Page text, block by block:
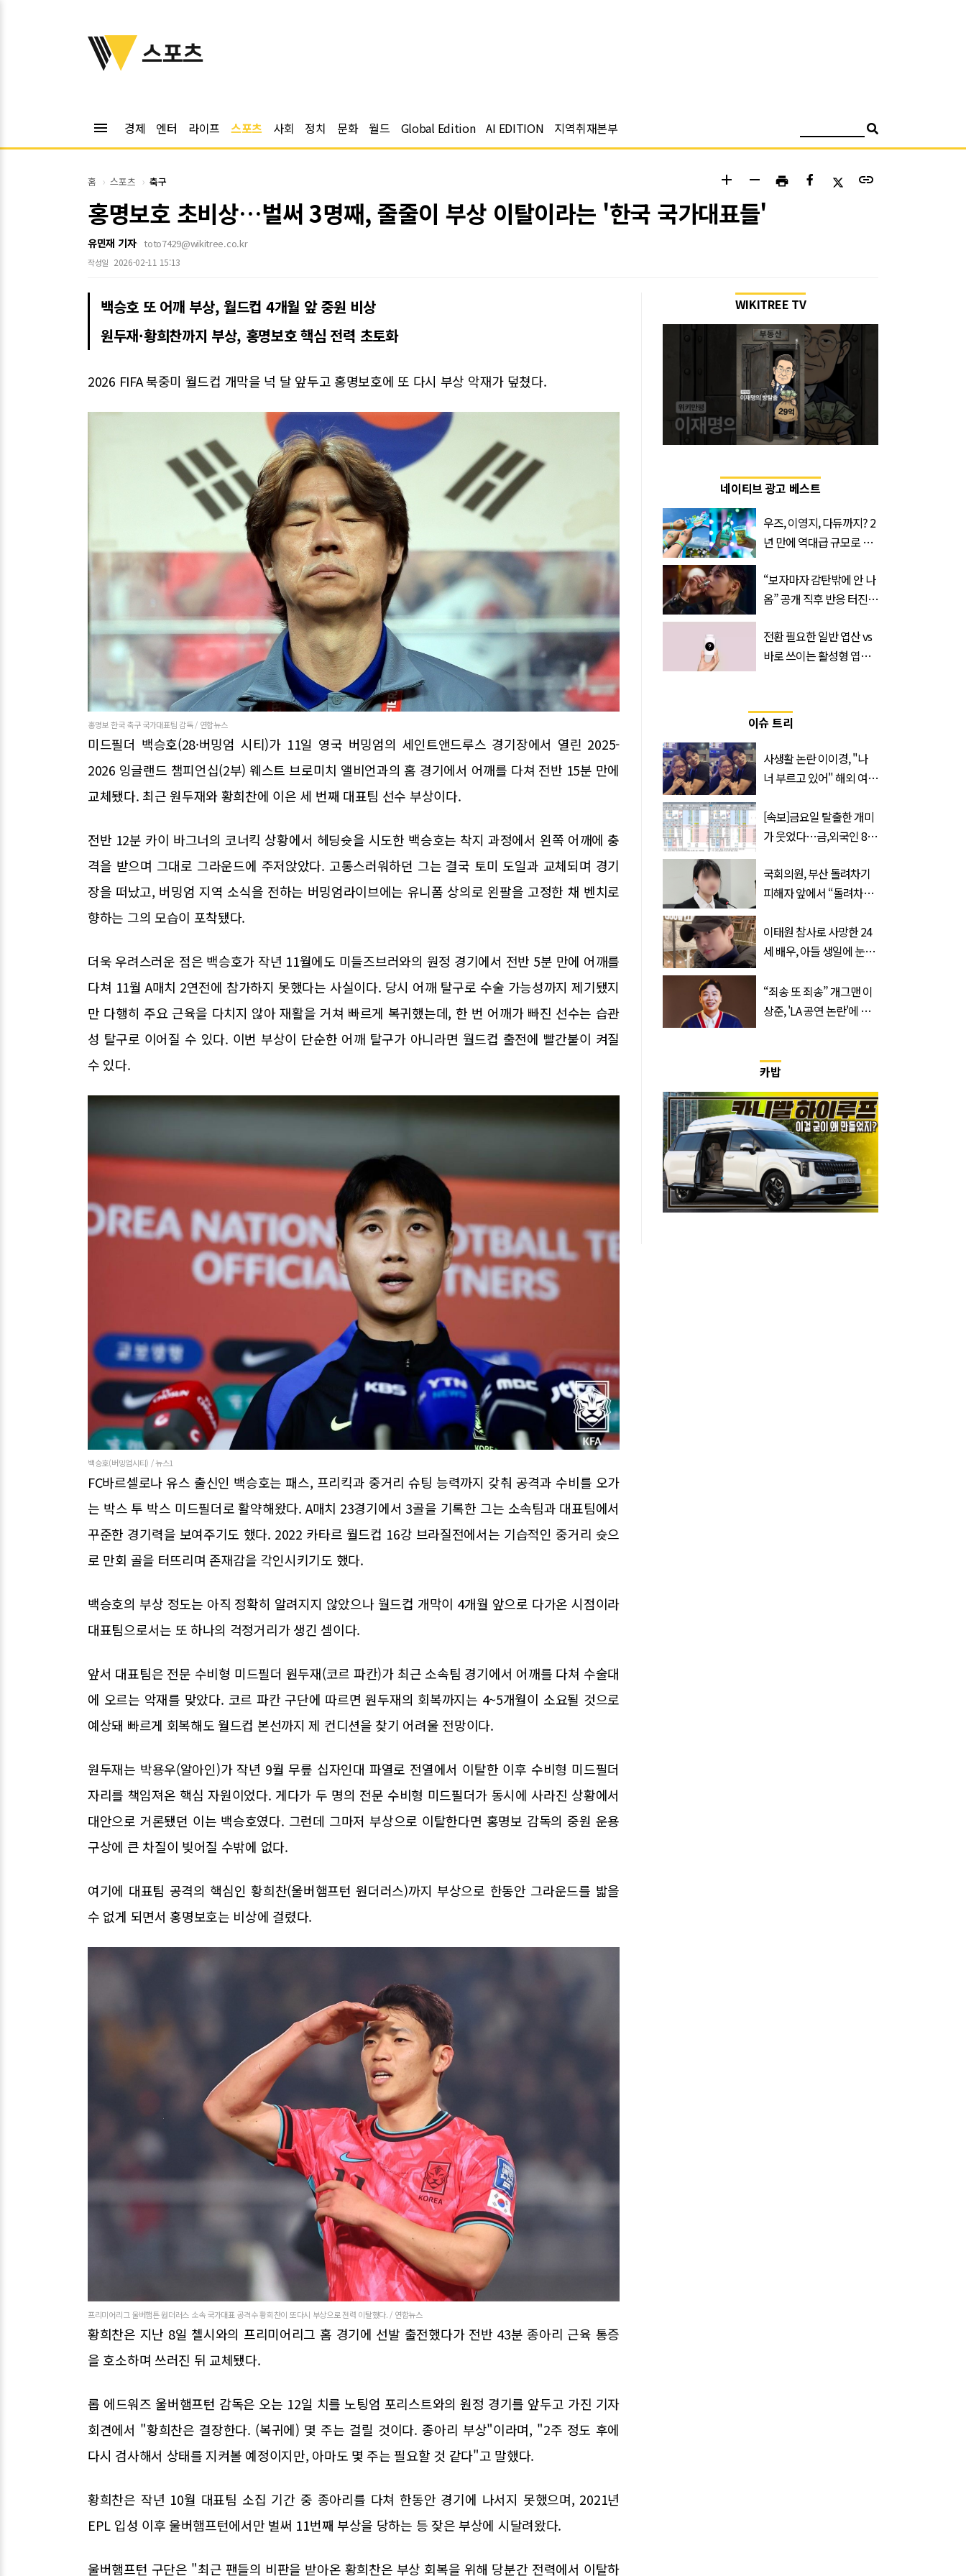
위키트리
스포츠
menu 경제 엔터 라이프 스포츠 사회 정치 문화 월드 Global Edition AI EDITION 지역취재본부
홈 스포츠 축구 add remove print link
홍명보호 초비상…벌써 3명째, 줄줄이 부상 이탈이라는 '한국 국가대표들'
유민재 기자 toto7429@wikitree.co.kr
작성일 2026-02-11 15:13
백승호 또 어깨 부상, 월드컵 4개월 앞 중원 비상
원두재·황희찬까지 부상, 홍명보호 핵심 전력 초토화
2026 FIFA 북중미 월드컵 개막을 넉 달 앞두고 홍명보호에 또 다시 부상 악재가 덮쳤다.
홍명보 한국 축구 국가대표팀 감독 / 연합뉴스
미드필더 백승호(28·버밍엄 시티)가 11일 영국 버밍엄의 세인트앤드루스 경기장에서 열린 2025-
2026 잉글랜드 챔피언십(2부) 웨스트 브로미치 앨비언과의 홈 경기에서 어깨를 다쳐 전반 15분 만에
교체됐다. 최근 원두재와 황희찬에 이은 세 번째 대표팀 선수 부상이다.
전반 12분 카이 바그너의 코너킥 상황에서 헤딩슛을 시도한 백승호는 착지 과정에서 왼쪽 어깨에 충
격을 받으며 그대로 그라운드에 주저앉았다. 고통스러워하던 그는 결국 토미 도일과 교체되며 경기
장을 떠났고, 버밍엄 지역 소식을 전하는 버밍엄라이브에는 유니폼 상의로 왼팔을 고정한 채 벤치로
향하는 그의 모습이 포착됐다.
더욱 우려스러운 점은 백승호가 작년 11월에도 미들즈브러와의 원정 경기에서 전반 5분 만에 어깨를
다쳐 11월 A매치 2연전에 참가하지 못했다는 사실이다. 당시 어깨 탈구로 수술 가능성까지 제기됐지
만 다행히 주요 근육을 다치지 않아 재활을 거쳐 빠르게 복귀했는데, 한 번 어깨가 빠진 선수는 습관
성 탈구로 이어질 수 있다. 이번 부상이 단순한 어깨 탈구가 아니라면 월드컵 출전에 빨간불이 켜질
수 있다.
백승호(버밍엄시티) / 뉴스1
FC바르셀로나 유스 출신인 백승호는 패스, 프리킥과 중거리 슈팅 능력까지 갖춰 공격과 수비를 오가
는 박스 투 박스 미드필더로 활약해왔다. A매치 23경기에서 3골을 기록한 그는 소속팀과 대표팀에서
꾸준한 경기력을 보여주기도 했다. 2022 카타르 월드컵 16강 브라질전에서는 기습적인 중거리 슛으
로 만회 골을 터뜨리며 존재감을 각인시키기도 했다.
백승호의 부상 정도는 아직 정확히 알려지지 않았으나 월드컵 개막이 4개월 앞으로 다가온 시점이라
대표팀으로서는 또 하나의 걱정거리가 생긴 셈이다.
앞서 대표팀은 전문 수비형 미드필더 원두재(코르 파칸)가 최근 소속팀 경기에서 어깨를 다쳐 수술대
에 오르는 악재를 맞았다. 코르 파칸 구단에 따르면 원두재의 회복까지는 4~5개월이 소요될 것으로
예상돼 빠르게 회복해도 월드컵 본선까지 제 컨디션을 찾기 어려울 전망이다.
원두재는 박용우(알아인)가 작년 9월 무릎 십자인대 파열로 전열에서 이탈한 이후 수비형 미드필더
자리를 책임져온 핵심 자원이었다. 게다가 두 명의 전문 수비형 미드필더가 동시에 사라진 상황에서
대안으로 거론됐던 이는 백승호였다. 그런데 그마저 부상으로 이탈한다면 홍명보 감독의 중원 운용
구상에 큰 차질이 빚어질 수밖에 없다.
여기에 대표팀 공격의 핵심인 황희찬(울버햄프턴 원더러스)까지 부상으로 한동안 그라운드를 밟을
수 없게 되면서 홍명보호는 비상에 걸렸다.
프리미어리그 울버햄튼 원더러스 소속 국가대표 공격수 황희찬이 또다시 부상으로 전력 이탈했다. / 연합뉴스
황희찬은 지난 8일 첼시와의 프리미어리그 홈 경기에 선발 출전했다가 전반 43분 종아리 근육 통증
을 호소하며 쓰러진 뒤 교체됐다.
롭 에드워즈 울버햄프턴 감독은 오는 12일 치를 노팅엄 포리스트와의 원정 경기를 앞두고 가진 기자
회견에서 "황희찬은 결장한다. (복귀에) 몇 주는 걸릴 것이다. 종아리 부상"이라며, "2주 정도 후에
다시 검사해서 상태를 지켜볼 예정이지만, 아마도 몇 주는 필요할 것 같다"고 말했다.
황희찬은 작년 10월 대표팀 소집 기간 중 종아리를 다쳐 한동안 경기에 나서지 못했으며, 2021년
EPL 입성 이후 울버햄프턴에서만 벌써 11번째 부상을 당하는 등 잦은 부상에 시달려왔다.
울버햄프턴 구단은 "최근 팬들의 비판을 받아온 황희찬은 부상 회복을 위해 당분간 전력에서 이탈하
WIKITREE TV
네이티브 광고 베스트
우즈, 이영지, 다듀까지? 2
년 만에 역대급 규모로 돌
벌’
“보자마자 감탄밖에 안 나
옴” 공개 직후 반응 터진
전환 필요한 일반 엽산 vs
바로 쓰이는 활성형 엽
이슈 트리
사생활 논란 이이경, "나
너 부르고 있어" 해외 여배
[속보]금요일 탈출한 개미
가 웃었다…금,외국인 8조
하이닉스 '와르르'
국회의원, 부산 돌려차기
피해자 앞에서 “돌려차기
이태원 참사로 사망한 24
세 배우, 아들 생일에 눈물
“죄송 또 죄송” 개그맨 이
상준, 'LA 공연 논란'에 고
카밥